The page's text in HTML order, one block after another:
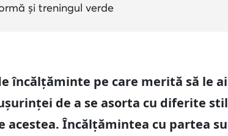
și treningul verde
încălțăminte pe care merită să le
de a se asorta cu diferite
Încălțămintea cu partea